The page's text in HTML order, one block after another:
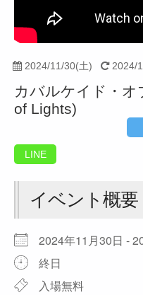
2024/11/30(土) 2024/
カバルケイド・オ
of Lights)
LINE
イベント概要
2024年11月30日 -
終日
入場無料